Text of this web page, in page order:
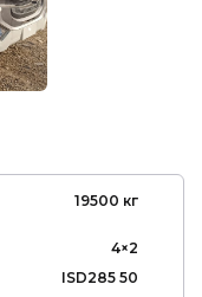
19500 кг
4×2
ISD285 50